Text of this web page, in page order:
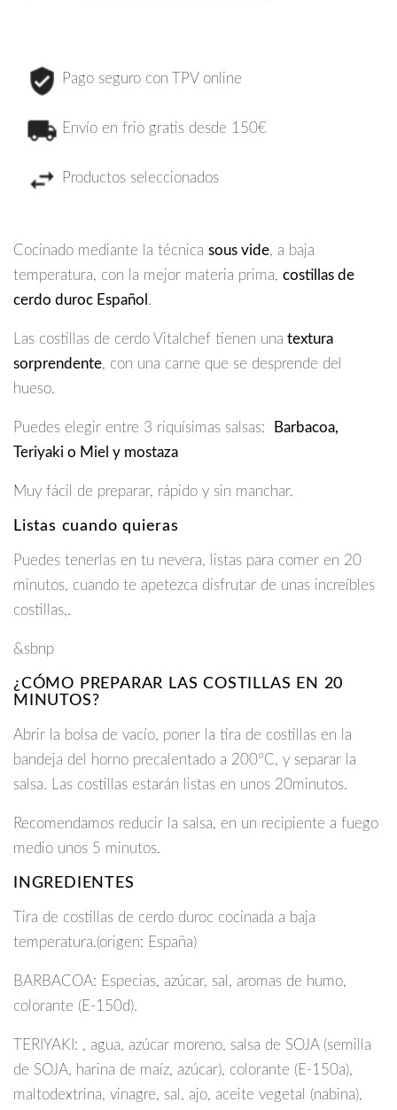
Pago seguro con TPV online
Envío en frio gratis desde 150€
Productos seleccionados
Cocinado mediante la técnica sous vide, a baja
temperatura, con la mejor materia prima, costillas de
cerdo duroc Español .
Las costillas de cerdo Vitalchef tienen una textura
sorprendente, con una carne que se desprende del
hueso.
Puedes elegir entre 3 riquísimas salsas:
Barbacoa,
Teriyaki o Miel y mostaza
Muy fácil de preparar, rápido y sin manchar.
Listas cuando quieras
Puedes tenerlas en tu nevera, listas para comer en 20
minutos, cuando te apetezca disfrutar de unas increíbles
costillas,.
&sbnp
¿CÓMO PREPARAR LAS COSTILLAS EN 20
MINUTOS?
Abrir la bolsa de vacío, poner la tira de costillas en la
bandeja del horno precalentado a 200ºC, y separar la
salsa. Las costillas estarán listas en unos 20minutos.
Recomendamos reducir la salsa, en un recipiente a fuego
medio unos 5 minutos.
INGREDIENTES
Tira de costillas de cerdo duroc cocinada a baja
temperatura.(origen: España)
BARBACOA: Especias, azúcar, sal, aromas de humo,
colorante (E-150d).
TERIYAKI: , agua, azúcar moreno, salsa de SOJA (semilla
de SOJA, harina de maíz, azúcar), colorante (E-150a),
maltodextrina, vinagre, sal, ajo, aceite vegetal (nabina),